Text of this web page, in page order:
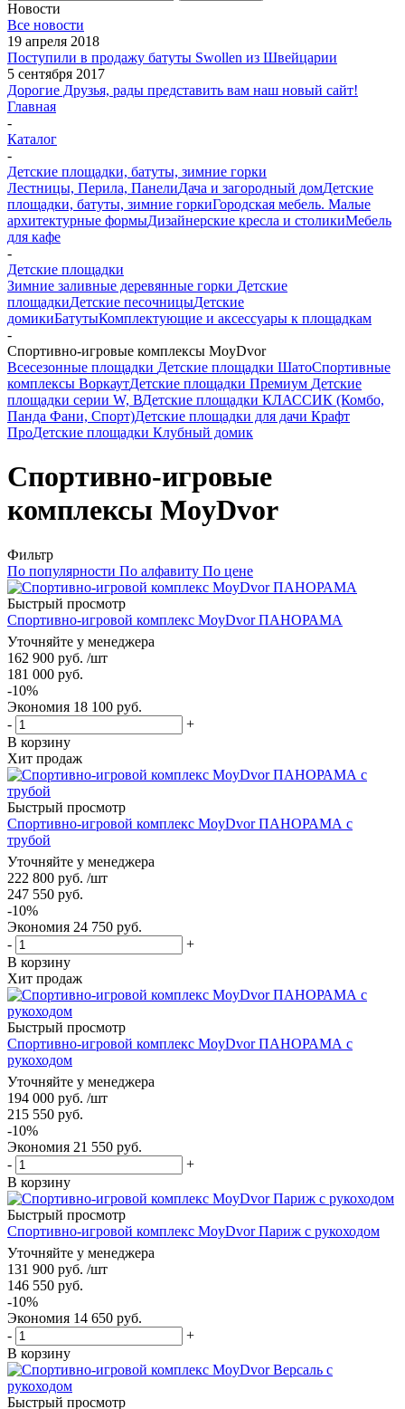
Новости
Все новости
19 апреля 2018
Поступили в продажу батуты Swollen из Швейцарии
5 сентября 2017
Дорогие Друзья, рады представить вам наш новый сайт!
Главная
-
Каталог
-
Детские площадки, батуты, зимние горки
Лестницы, Перила, ПанелиДача и загородный домДетские
площадки, батуты, зимние горкиГородская мебель. Малые
архитектурные формыДизайнерские кресла и столикиМебель
для кафе
-
Детские площадки
Зимние заливные деревянные горки Детские
площадкиДетские песочницыДетские
домикиБатутыКомплектующие и аксессуары к площадкам
-
Спортивно-игровые комплексы MoyDvor
Всесезонные площадки Детские площадки ШатоСпортивные
комплексы ВоркаутДетские площадки Премиум Детские
площадки серии W, ВДетские площадки КЛАССИК (Комбо,
Панда Фани, Спорт)Детские площадки для дачи Крафт
ПроДетские площадки Клубный домик
Спортивно-игровые
комплексы MoyDvor
Фильтр
По популярности По алфавиту По цене
Быстрый просмотр
Спортивно-игровой комплекс MoyDvor ПАНОРАМА
Уточняйте у менеджера
162 900 руб. /шт
181 000 руб.
-10%
Экономия 18 100 руб.
-
+
В корзину
Хит продаж
Быстрый просмотр
Спортивно-игровой комплекс MoyDvor ПАНОРАМА с
трубой
Уточняйте у менеджера
222 800 руб. /шт
247 550 руб.
-10%
Экономия 24 750 руб.
-
+
В корзину
Хит продаж
Быстрый просмотр
Спортивно-игровой комплекс MoyDvor ПАНОРАМА с
рукоходом
Уточняйте у менеджера
194 000 руб. /шт
215 550 руб.
-10%
Экономия 21 550 руб.
-
+
В корзину
Быстрый просмотр
Спортивно-игровой комплекс MoyDvor Париж с рукоходом
Уточняйте у менеджера
131 900 руб. /шт
146 550 руб.
-10%
Экономия 14 650 руб.
-
+
В корзину
Быстрый просмотр